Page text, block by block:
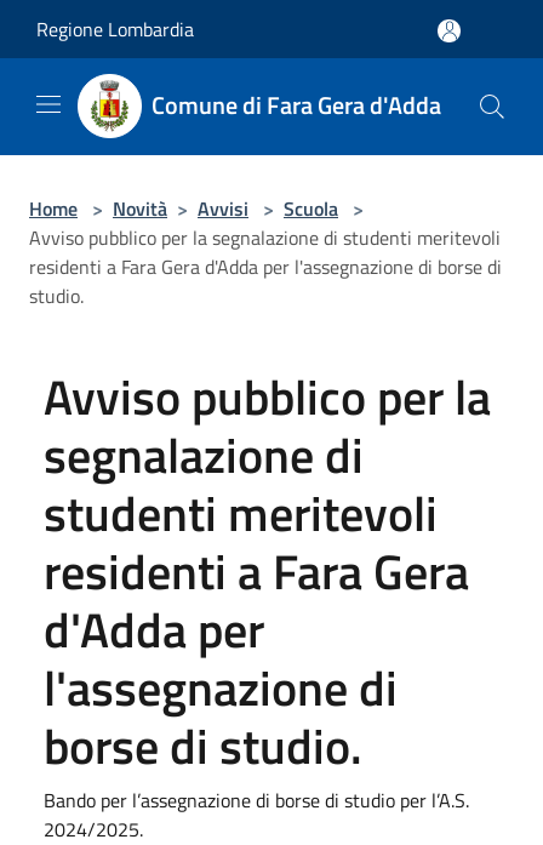
Regione Lombardia
Comune di Fara Gera d'Adda
Home > Novità > Avvisi > Scuola >
Avviso pubblico per la segnalazione di studenti meritevoli
residenti a Fara Gera d'Adda per l'assegnazione di borse di
studio.
Avviso pubblico per la
segnalazione di
studenti meritevoli
residenti a Fara Gera
d'Adda per
l'assegnazione di
borse di studio.
Bando per l’assegnazione di borse di studio per l’A.S.
2024/2025.